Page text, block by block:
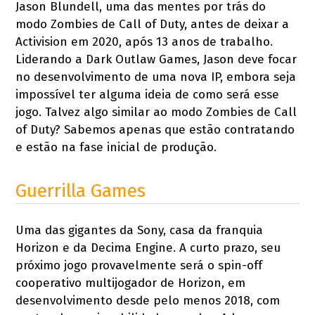
Jason Blundell, uma das mentes por trás do
modo Zombies de Call of Duty, antes de deixar a
Activision em 2020, após 13 anos de trabalho.
Liderando a Dark Outlaw Games, Jason deve focar
no desenvolvimento de uma nova IP, embora seja
impossível ter alguma ideia de como será esse
jogo. Talvez algo similar ao modo Zombies de Call
of Duty? Sabemos apenas que estão contratando
e estão na fase inicial de produção.
Guerrilla Games
Uma das gigantes da Sony, casa da franquia
Horizon e da Decima Engine. A curto prazo, seu
próximo jogo provavelmente será o spin-off
cooperativo multijogador de Horizon, em
desenvolvimento desde pelo menos 2018, com